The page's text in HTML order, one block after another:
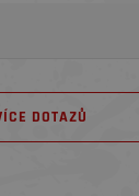
DOTAZŮ